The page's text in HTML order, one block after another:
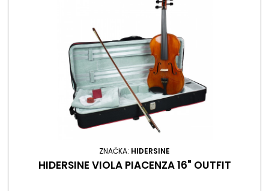
ZNAČKA: HIDERSINE
HIDERSINE VIOLA PIACENZA 16" OUTFIT